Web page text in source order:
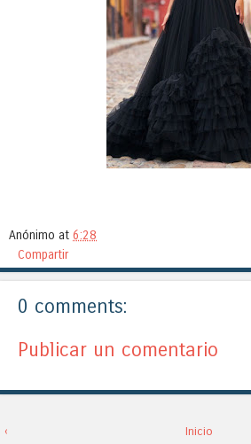
Anónimo at 6:28
Compartir
0 comments:
Publicar un comentario
‹
Inicio